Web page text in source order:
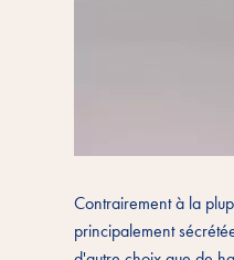
Contrairement à la
principalement